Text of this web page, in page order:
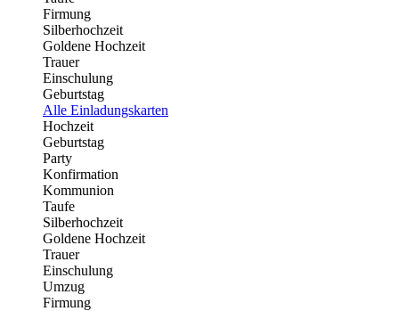
Firmung
Silberhochzeit
Goldene Hochzeit
Trauer
Einschulung
Geburtstag
Alle Einladungskarten
Hochzeit
Geburtstag
Party
Konfirmation
Kommunion
Taufe
Silberhochzeit
Goldene Hochzeit
Trauer
Einschulung
Umzug
Firmung